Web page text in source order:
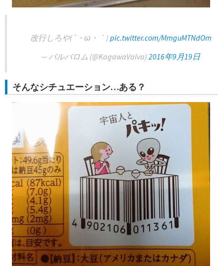
改行しろや(´・ω・｀) pic.twitter.com/MmguMTNdOm
— バルバロム (@KagawaValva) 2016年9月19日
そんなシチュエーション…ある？